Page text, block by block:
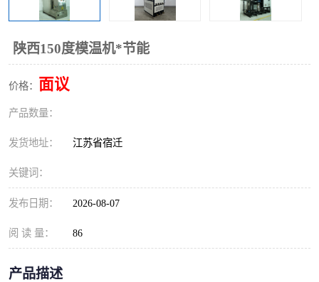
陕西150度模温机*节能
价格： 面议
产品数量：
发货地址： 江苏省宿迁
关键词：
发布日期： 2026-08-07
阅 读 量： 86
产品描述